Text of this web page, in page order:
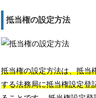
抵当権の設定方法
抵当権の設定方法は、抵当
する法務局に抵当権設定登